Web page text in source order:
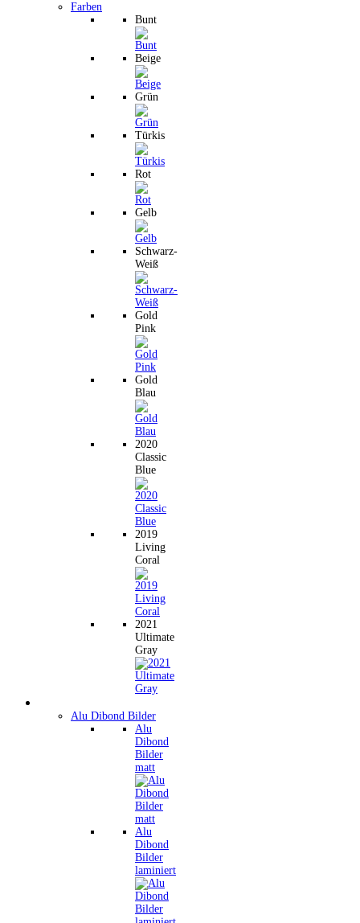
Farben
Bunt
Beige
Grün
Türkis
Rot
Gelb
Schwarz-
Weiß
Gold
Pink
Gold
Blau
2020
Classic
Blue
2019
Living
Coral
2021
Ultimate
Gray
Alu Dibond Bilder
Alu
Dibond
Bilder
matt
Alu
Dibond
Bilder
laminiert